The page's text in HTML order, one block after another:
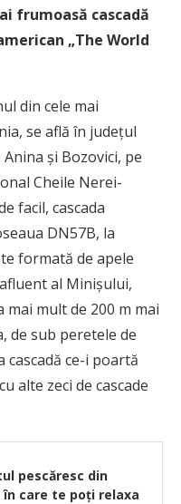
frumoasă cascadă
„The World
din cele mai
se află în județul
și Bozovici, pe
Cheile Nerei-
facil, cascada
DN57B, la
formată de apele
al Minișului,
mai mult de 200 m mai
de sub peretele de
cascadă ce-i poartă
alte zeci de cascade
pescăresc din
în care te poți relaxa